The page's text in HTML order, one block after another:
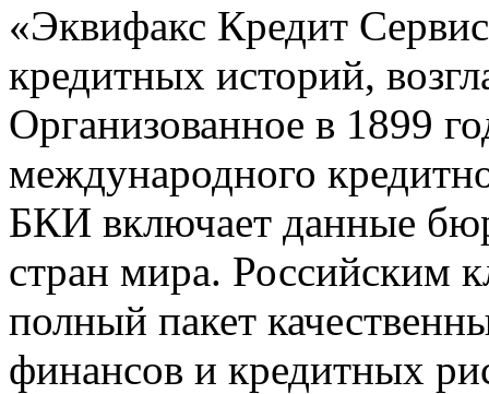
«Эквифакс Кредит
кредитных историй,
Организованное в 1899
международного
БКИ включает данные
стран мира. Российским
полный пакет
финансов и кредитных